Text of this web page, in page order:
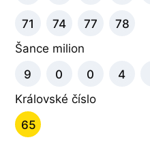
71 74 77
78
Šance milion
9
0 0 4
Královské číslo
65